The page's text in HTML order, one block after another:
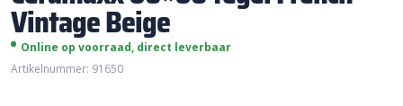
Vintage Beige
Online op voorraad, direct leverbaar
Artikelnummer: 91650